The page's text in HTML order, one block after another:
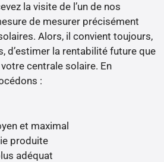
la visite de l’un de nos
de mesurer précisément
Alors, il convient toujours,
d’estimer la rentabilité future que
centrale solaire. En
:
et maximal
produite
adéquat